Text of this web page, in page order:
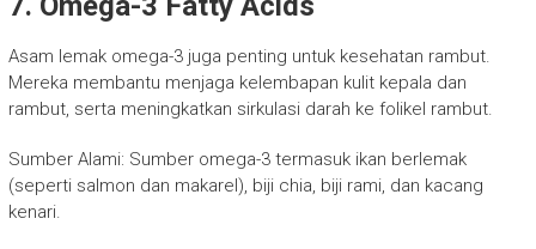
Asam lemak omega-3 juga penting untuk kesehatan rambut.
Mereka membantu menjaga kelembapan kulit kepala dan
rambut, serta meningkatkan sirkulasi darah ke folikel rambut.
Sumber Alami: Sumber omega-3 termasuk ikan berlemak
(seperti salmon dan makarel), biji chia, biji rami, dan kacang
kenari.